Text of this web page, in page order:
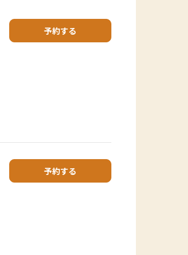
予約する
予約する